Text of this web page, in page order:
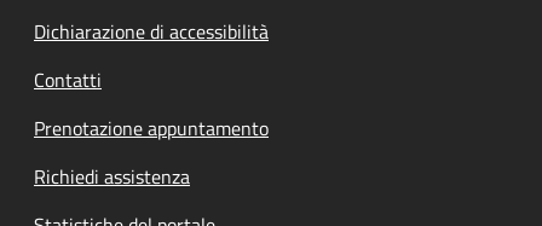
Dichiarazione di accessibilità
Contatti
Prenotazione appuntamento
Richiedi assistenza